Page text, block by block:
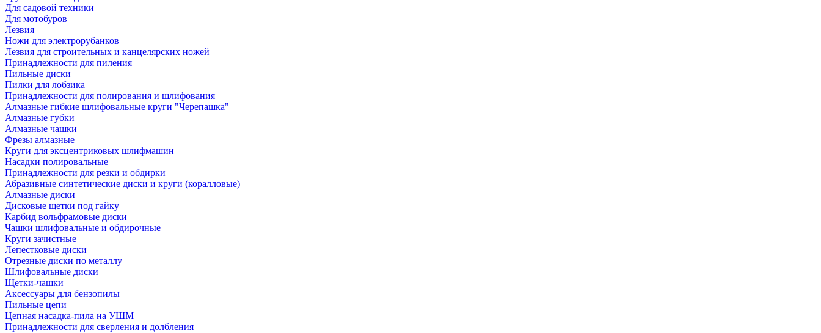
Для садовой техники
Для мотобуров
Лезвия
Ножи для электрорубанков
Лезвия для строительных и канцелярских ножей
Принадлежности для пиления
Пильные диски
Пилки для лобзика
Принадлежности для полирования и шлифования
Алмазные гибкие шлифовальные круги "Черепашка"
Алмазные губки
Алмазные чашки
Фрезы алмазные
Круги для эксцентриковых шлифмашин
Насадки полировальные
Принадлежности для резки и обдирки
Абразивные синтетические диски и круги (коралловые)
Алмазные диски
Дисковые щетки под гайку
Карбид вольфрамовые диски
Чашки шлифовальные и обдирочные
Круги зачистные
Лепестковые диски
Отрезные диски по металлу
Шлифовальные диски
Щетки-чашки
Аксессуары для бензопилы
Пильные цепи
Цепная насадка-пила на УШМ
Принадлежности для сверления и долбления